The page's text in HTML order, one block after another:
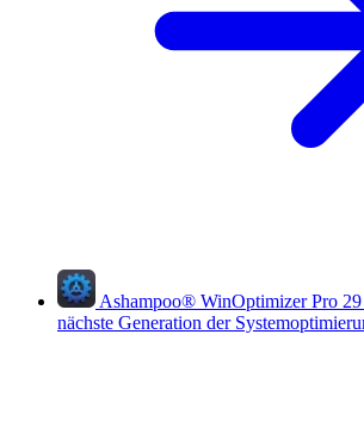
Ashampoo® WinOptimizer Pro 29
nächste Generation der